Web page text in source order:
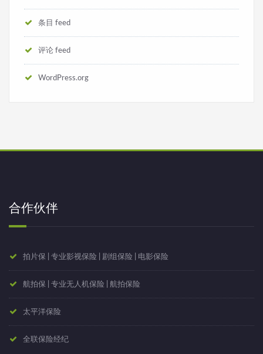
条目 feed
评论 feed
WordPress.org
合作伙伴
拍片保 | 专业影视保险 | 剧组保险 | 电影保险
航拍保 | 专业无人机保险 | 航拍保险
太平洋保险
全联保险经纪